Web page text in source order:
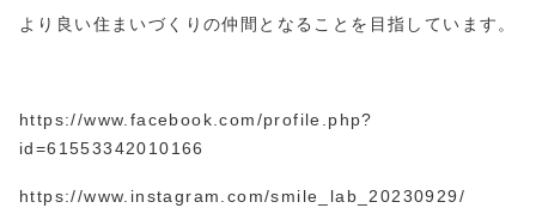
より良い住まいづくりの仲間となることを目指しています。
https://www.facebook.com/profile.php?
id=61553342010166
https://www.instagram.com/smile_lab_20230929/